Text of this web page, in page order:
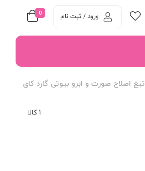
0 ورود / ثبت نام
تیغ اصلاح صورت و ابرو بیوتی گارد کای
1 کالا